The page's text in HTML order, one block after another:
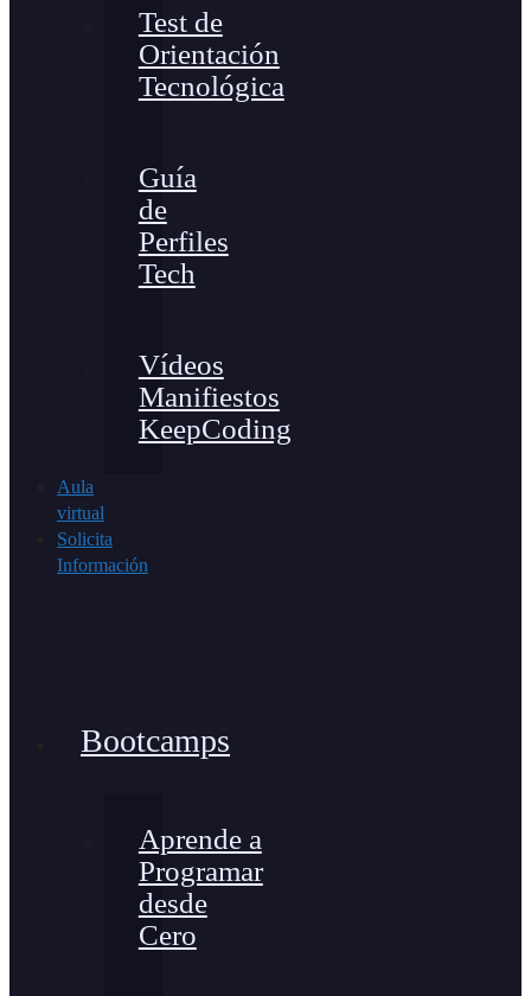
Test de
Orientación
Tecnológica
Guía
de
Perfiles
Tech
Vídeos
Manifiestos
KeepCoding
Aula
virtual
Solicita
Información
Bootcamps
Aprende a
Programar
desde
Cero